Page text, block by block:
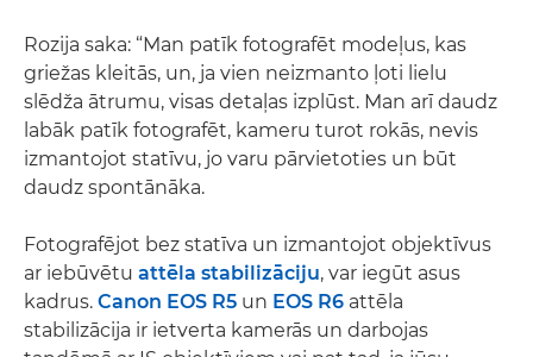
Rozija saka: “Man patīk fotografēt modeļus, kas
griežas kleitās, un, ja vien neizmanto ļoti lielu
slēdža ātrumu, visas detaļas izplūst. Man arī daudz
labāk patīk fotografēt, kameru turot rokās, nevis
izmantojot statīvu, jo varu pārvietoties un būt
daudz spontānāka.
Fotografējot bez statīva un izmantojot objektīvus
ar iebūvētu attēla stabilizāciju, var iegūt asus
kadrus. Canon EOS R5 un EOS R6 attēla
stabilizācija ir ietverta kamerās un darbojas